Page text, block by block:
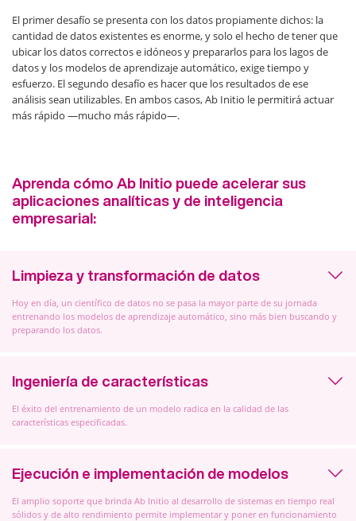
El primer desafío se presenta con los datos propiamente dichos: la
cantidad de datos existentes es enorme, y solo el hecho de tener que
ubicar los datos correctos e idóneos y prepararlos para los lagos de
datos y los modelos de aprendizaje automático, exige tiempo y
esfuerzo. El segundo desafío es hacer que los resultados de ese
análisis sean utilizables. En ambos casos, Ab Initio le permitirá actuar
más rápido —mucho más rápido—.
Aprenda cómo Ab Initio puede acelerar sus
aplicaciones analíticas y de inteligencia
empresarial:
Limpieza y transformación de datos
Hoy en día, un científico de datos no se pasa la mayor parte de su jornada
entrenando los modelos de aprendizaje automático, sino más bien buscando y
preparando los datos.
Ingeniería de características
El éxito del entrenamiento de un modelo radica en la calidad de las
características especificadas.
Ejecución e implementación de modelos
El amplio soporte que brinda Ab Initio al desarrollo de sistemas en tiempo real
sólidos y de alto rendimiento permite implementar y poner en funcionamiento